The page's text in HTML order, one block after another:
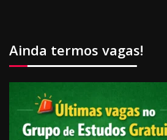
Ainda termos vagas!